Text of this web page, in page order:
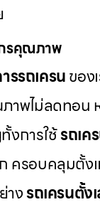
รคุณภาพ
รรถเครนขอ
พไม่ลดทอน ห
งการใช้รถเค
ครอบคลุมตั้
างรถเครนตั้ง